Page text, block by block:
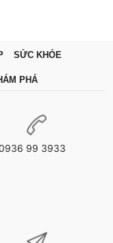
SỨC KHỎE
PHÁ
99 3933